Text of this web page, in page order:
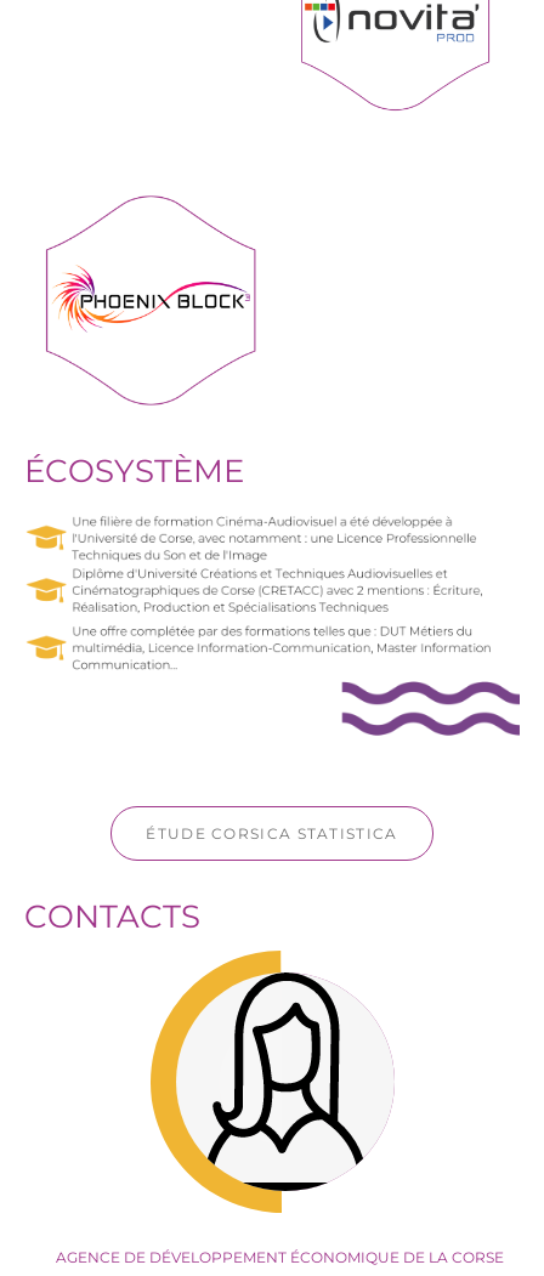
ÉCOSYSTÈME
ÉTUDE CORSICA STATISTICA
CONTACTS
AGENCE DE DÉVELOPPEMENT ÉCONOMIQUE DE LA CORSE